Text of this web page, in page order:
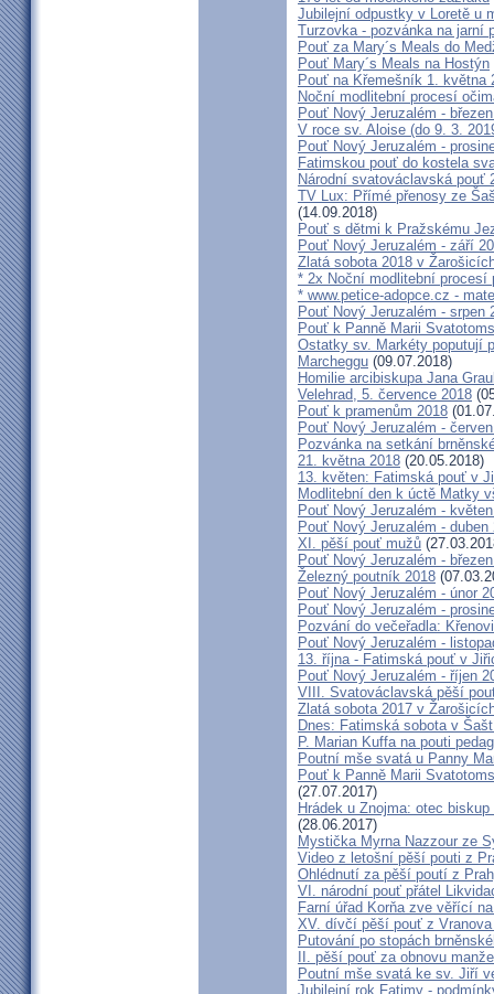
Jubilejní odpustky v Loretě u
Turzovka - pozvánka na jarní
Pouť za Mary´s Meals do
Pouť Mary´s Meals na Hostýn
Pouť na Křemešník 1. května
Noční modlitební procesí
Pouť Nový Jeruzalém -
V roce sv. Aloise (do 9. 3.
Pouť Nový Jeruzalém -
Fatimskou pouť do kostela
Národní svatováclavská pouť
TV Lux: Přímé přenosy ze
(14.09.2018)
Pouť s dětmi k Pražskému
Pouť Nový Jeruzalém - září
Zlatá sobota 2018 v
* 2x Noční modlitební
* www.petice-adopce.cz -
Pouť Nový Jeruzalém - srpen
Pouť k Panně Marii
Ostatky sv. Markéty poputují
Marcheggu (09.07.2018)
Homilie arcibiskupa Jana
Velehrad, 5. července 2018
Pouť k pramenům 2018
Pouť Nový Jeruzalém -
Pozvánka na setkání
21. května 2018 (20.05.2018)
13. květen: Fatimská pouť v
Modlitební den k úctě Matky
Pouť Nový Jeruzalém -
Pouť Nový Jeruzalém - duben
XI. pěší pouť mužů
Pouť Nový Jeruzalém -
Železný poutník 2018
Pouť Nový Jeruzalém - únor
Pouť Nový Jeruzalém -
Pozvání do večeřadla:
Pouť Nový Jeruzalém -
13. října - Fatimská pouť v
Pouť Nový Jeruzalém - říjen
VIII. Svatováclavská pěší
Zlatá sobota 2017 v
Dnes: Fatimská sobota v
P. Marian Kuffa na pouti
Poutní mše svatá u Panny
Pouť k Panně Marii
(27.07.2017)
Hrádek u Znojma: otec
(28.06.2017)
Mystička Myrna Nazzour ze
Video z letošní pěší pouti z
Ohlédnutí za pěší poutí z
VI. národní pouť přátel
Farní úřad Korňa zve věřící
XV. dívčí pěší pouť z
Putování po stopách
II. pěší pouť za obnovu
Poutní mše svatá ke sv. Jiří
Jubilejní rok Fatimy -